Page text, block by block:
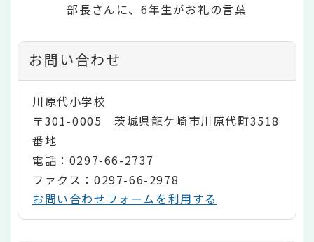
部長さんに、6年生がお礼の言葉
お問い合わせ
川原代小学校
〒301-0005 茨城県龍ケ崎市川原代町3518
番地
電話：0297-66-2737
ファクス：0297-66-2978
お問い合わせフォームを利用する